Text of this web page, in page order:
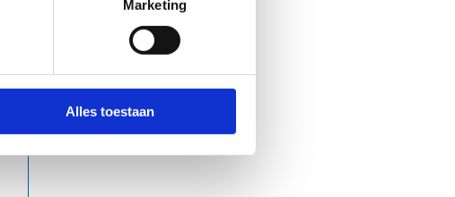
Marketing
Alles toestaan